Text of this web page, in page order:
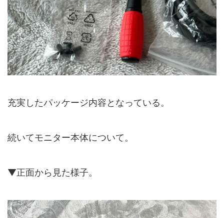
充実したパッケージ内容となっている。
続いてモニター本体について。
▼正面から見た様子。